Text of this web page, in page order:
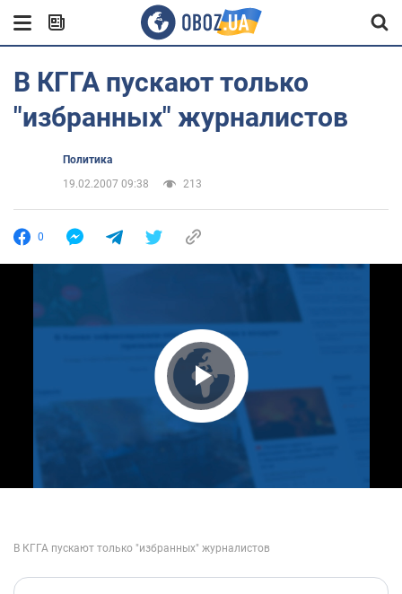
В КГГА пускают только
"избранных" журналистов
Политика
19.02.2007 09:38
213
0
Play Video